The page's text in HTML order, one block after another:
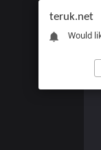
teruk.net
Would